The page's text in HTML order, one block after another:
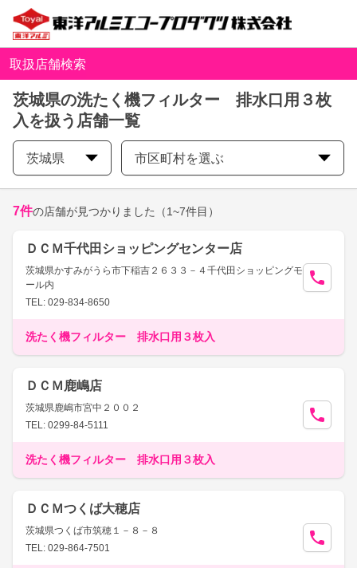
取扱店舗検索
茨城県の洗たく機フィルター 排水口用３枚
入を扱う店舗一覧
茨城県 市区町村を選ぶ
7件の店舗が見つかりました （1~7件目）
ＤＣＭ千代田ショッピングセンター店
茨城県かすみがうら市下稲吉２６３３－４千代田ショッピングモ
ール内
TEL: 029-834-8650
洗たく機フィルター 排水口用３枚入
ＤＣＭ鹿嶋店
茨城県鹿嶋市宮中２００２
TEL: 0299-84-5111
洗たく機フィルター 排水口用３枚入
ＤＣＭつくば大穂店
茨城県つくば市筑穂１－８－８
TEL: 029-864-7501